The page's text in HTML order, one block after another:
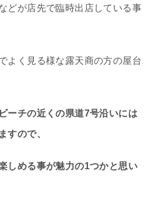
どが店先で臨時出店している事
よく見る様な露天商の方の屋台
ーチの近くの県道7号沿いには
すので、
しめる事が魅力の1つかと思い